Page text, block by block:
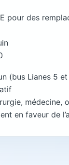
pour des
(bus Lianes 5
en faveur de